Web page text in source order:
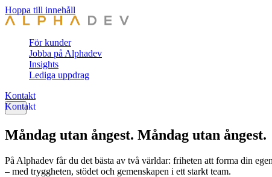
Hoppa till innehåll
För kunder
Jobba på Alphadev
Insights
Lediga uppdrag
Kontakt
Måndag utan ångest. Måndag utan ångest.
På Alphadev får du det bästa av två världar: friheten att forma din
– med tryggheten, stödet och gemenskapen i ett starkt team.